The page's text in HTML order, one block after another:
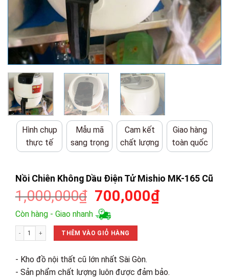
Hình chụp
thực tế
Mẫu mã
sang trọng
Cam kết
chất lượng
Giao hàng
toàn quốc
Nồi Chiên Không Dầu Điện Tử Mishio MK-165 Cũ
1,000,000₫ Giá
gốc
là:
1,000,000₫.
700,000₫Giá
Còn hàng - Giao nhanh
Nồi Chiên Không Dầu Điện Tử Mishio MK-165 Cũ số lượng
THÊM VÀO GIỎ HÀNG
- Kho đồ nội thất cũ lớn nhất Sài Gòn.
- Sản phẩm chất lượng luôn được đảm bảo.